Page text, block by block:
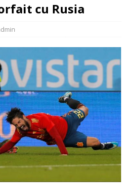
cu Rusia